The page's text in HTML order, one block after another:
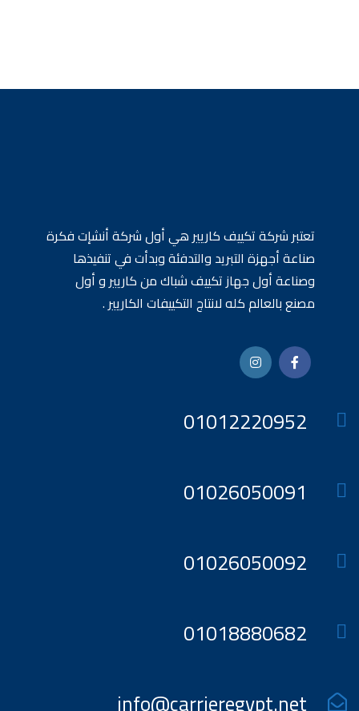
تعتبر شركة تكييف كاريير هي أول شركة أنشإت فكرة
صناعة أجهزة التبريد والتدفئة وبدأت في تنفيذها
وصناعة أول جهاز تكييف شباك من كاريير و أول
مصنع بالعالم كله لانتاج التكييفات الكاريير .
01012220952
01026050091
01026050092
01018880682